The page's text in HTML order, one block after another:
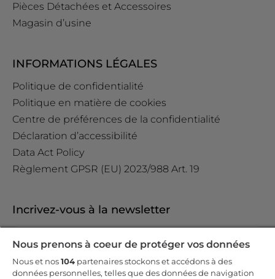
Pièces Détachées et Accessoires
Magasin d’usine
INFORMATIONS LÉGALES
Politique de confidentialité
Politique en matière de cookies
Centre de préférences de la confidentialité
Déclaration d’accessibilité
Data Act Policy
Règlement GPSR (EU) 2023/988 Art. 19
Incrivez-vous à la newsletter
première commande
Nous prenons à coeur de protéger vos données
Nous et nos104 partenaires stockons et accédons à des
données personnelles, telles que des données de navigation